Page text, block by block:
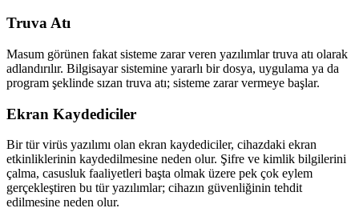
Truva Atı
Masum görünen fakat sisteme zarar veren yazılımlar truva atı olarak
adlandırılır. Bilgisayar sistemine yararlı bir dosya, uygulama ya da
program şeklinde sızan truva atı; sisteme zarar vermeye başlar.
Ekran Kaydediciler
Bir tür virüs yazılımı olan ekran kaydediciler, cihazdaki ekran
etkinliklerinin kaydedilmesine neden olur. Şifre ve kimlik bilgilerini
çalma, casusluk faaliyetleri başta olmak üzere pek çok eylem
gerçekleştiren bu tür yazılımlar; cihazın güvenliğinin tehdit
edilmesine neden olur.